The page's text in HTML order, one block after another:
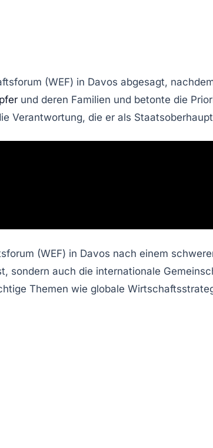
(WEF) in Davos abgesagt,
und deren Familien und betonte die
Verantwortung, die er als
(WEF) in Davos nach einem
sondern auch die internationale
Themen wie globale